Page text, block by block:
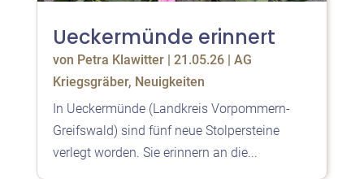
Ueckermünde erinnert
von Petra Klawitter| 21.05.26| AG
Kriegsgräber, Neuigkeiten
In Ueckermünde (Landkreis Vorpommern-
Greifswald) sind fünf neue Stolpersteine
verlegt worden. Sie erinnern an die...